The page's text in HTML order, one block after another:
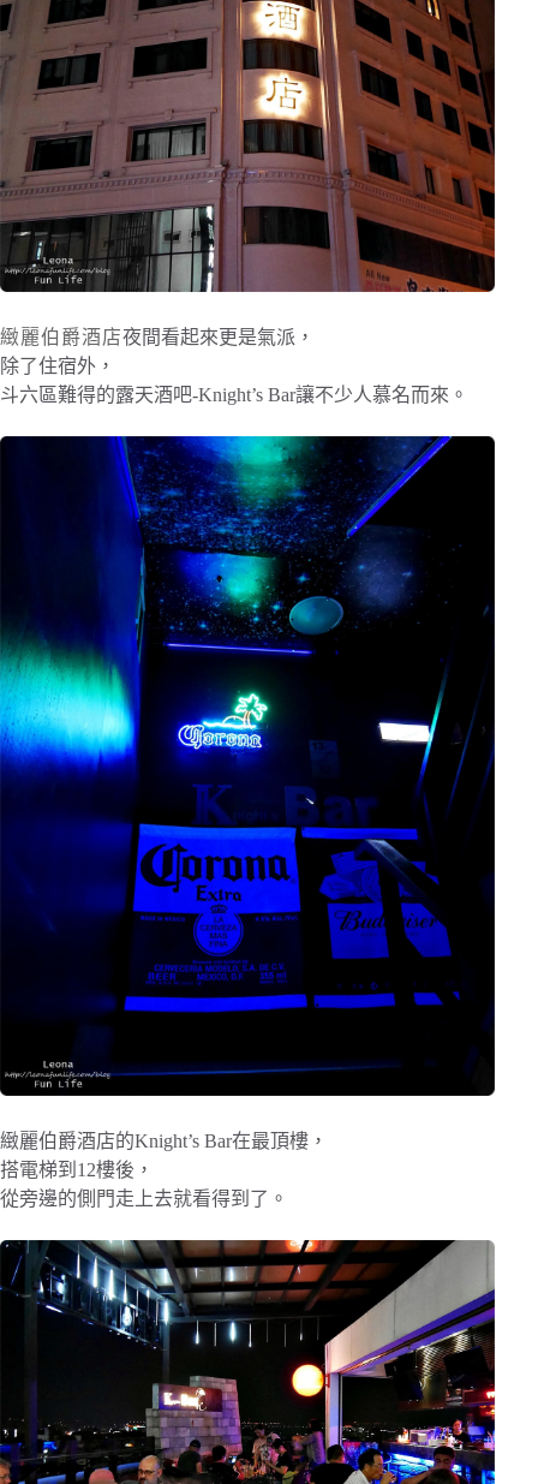
緻麗伯爵酒店夜間看起來更是氣派，
除了住宿外，
斗六區難得的露天酒吧-Knight’s Bar讓不少人慕名而來。
緻麗伯爵酒店的Knight’s Bar在最頂樓，
搭電梯到12樓後，
從旁邊的側門走上去就看得到了。